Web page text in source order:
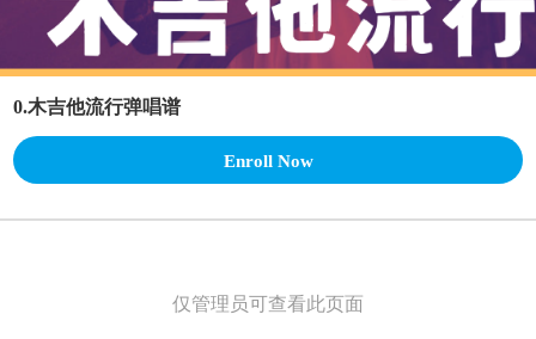
0.木吉他流行弹唱谱
Enroll Now
仅管理员可查看此页面